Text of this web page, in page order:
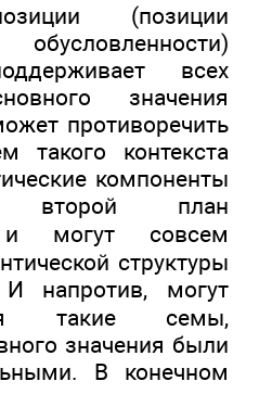
(позиции
всех
значения
противоречить
такого контекста
компоненты
второй план
и могут совсем
структуры
напротив, могут
такие семы,
значения были
В конечном